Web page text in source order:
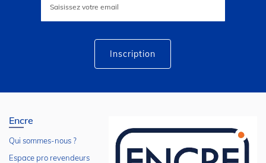
lettre
Inscription
Encre
Qui sommes-nous ?
Espace pro revendeurs